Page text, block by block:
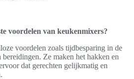
voordelen van keukenmixers?
voordelen zoals tijdbesparing in de
Ze maken het hakken en
dat gerechten gelijkmatig en